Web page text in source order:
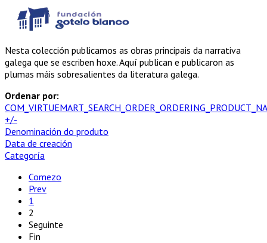
Nesta colección publicamos as obras principais da narrativa
galega que se escriben hoxe. Aquí publican e publicaron as
plumas máis sobresalientes da literatura galega.
Ordenar por:
+/-
Denominación do produto
Data de creación
Categoría
Comezo
Prev
1
2
Seguinte
Fin